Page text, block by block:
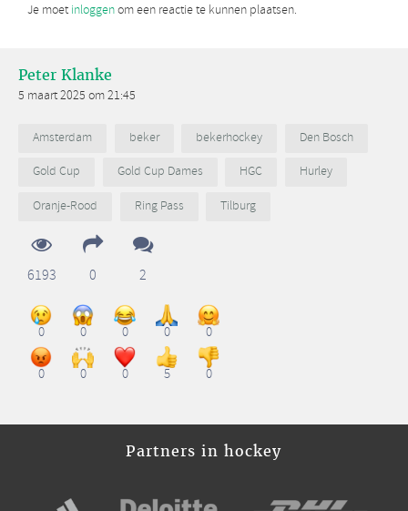
Je moet inloggenom een reactie te kunnen plaatsen.
Peter Klanke
5 maart 2025 om 21:45
Amsterdam beker bekerhockey
Den Bosch
Gold Cup
Gold Cup Dames HGC
Hurley
Oranje-Rood
Ring Pass Tilburg
6193 0 2
0 0 0 0 0
0 0 0 5 0
Partners in hockey